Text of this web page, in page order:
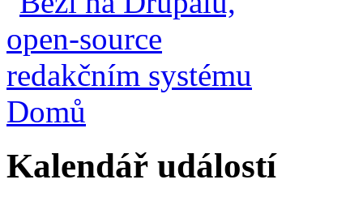
Domů
Kalendář událostí